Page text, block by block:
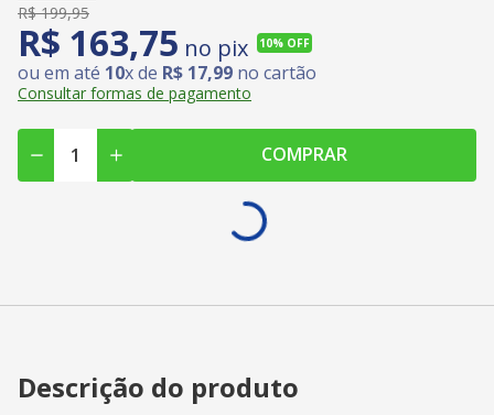
R$ 199,95
R$ 163,75 no pix 10% OFF
ou em até 10x de R$ 17,99 no cartão
Consultar formas de pagamento
COMPRAR
Descrição do produto